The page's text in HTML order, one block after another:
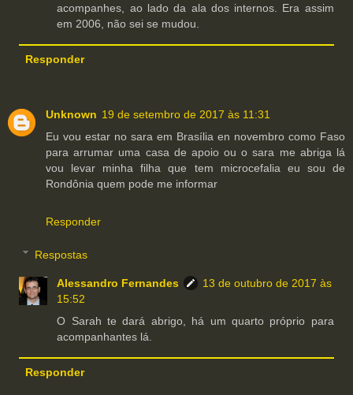
acompanhes, ao lado da ala dos internos. Era assim
em 2006, não sei se mudou.
Responder
Unknown 19 de setembro de 2017 às 11:31
Eu vou estar no sara em Brasília en novembro como Faso
para arrumar uma casa de apoio ou o sara me abriga lá
vou levar minha filha que tem microcefalia eu sou de
Rondônia quem pode me informar
Responder
Respostas
Alessandro Fernandes
13 de outubro de 2017 às
15:52
O Sarah te dará abrigo, há um quarto próprio para
acompanhantes lá.
Responder